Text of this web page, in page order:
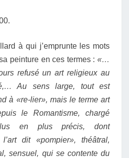
à qui j’emprunte les mots
peinture en ces termes : «…
refusé un art religieux au
Au sens large, tout est
à «re-lier», mais le terme art
le Romantisme, chargé
en plus précis, dont
l’art dit «pompier», théâtral,
sensuel, qui se contente du